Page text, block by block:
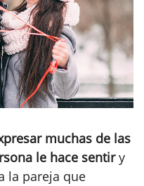
muchas de las
le hace sentiry
la pareja que